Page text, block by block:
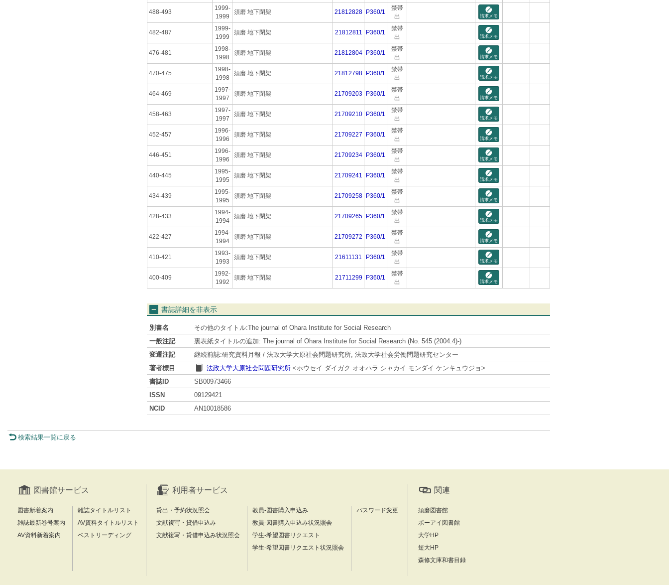
488-493
1999-
1999
須磨 地下閉架 21812828 P360/1
禁帯
出
請求メモ
482-487
1999-
1999
須磨 地下閉架 21812811 P360/1
禁帯
出
請求メモ
476-481
1998-
1998
須磨 地下閉架 21812804 P360/1
禁帯
出
請求メモ
470-475
1998-
1998
須磨 地下閉架 21812798 P360/1
禁帯
出
請求メモ
464-469
1997-
1997
須磨 地下閉架 21709203 P360/1
禁帯
出
請求メモ
458-463
1997-
1997
須磨 地下閉架 21709210 P360/1
禁帯
出
請求メモ
452-457
1996-
1996
須磨 地下閉架 21709227 P360/1
禁帯
出
請求メモ
446-451
1996-
1996
須磨 地下閉架 21709234 P360/1
禁帯
出
請求メモ
440-445
1995-
1995
須磨 地下閉架 21709241 P360/1
禁帯
出
請求メモ
434-439
1995-
1995
須磨 地下閉架 21709258 P360/1
禁帯
出
請求メモ
428-433
1994-
1994
須磨 地下閉架 21709265 P360/1
禁帯
出
請求メモ
422-427
1994-
1994
須磨 地下閉架 21709272 P360/1
禁帯
出
請求メモ
410-421
1993-
1993
須磨 地下閉架 21611131 P360/1
禁帯
出
請求メモ
400-409
1992-
1992
須磨 地下閉架 21711299 P360/1
禁帯
出
請求メモ
書誌詳細を非表示
別書名
その他のタイトル:The journal of Ohara Institute for Social Research
一般注記
裏表紙タイトルの追加: The journal of Ohara Institute for Social Research (No. 545 (2004.4)-)
変遷注記
継続前誌:研究資料月報 / 法政大学大原社会問題研究所, 法政大学社会労働問題研究センター
著者標目
法政大学大原社会問題研究所 <ホウセイ ダイガク オオハラ シャカイ モンダイ ケンキュウジョ>
書誌ID
SB00973466
ISSN
09129421
NCID
AN10018586
検索結果一覧に戻る
図書館サービス
図書新着案内
雑誌最新巻号案内
AV資料新着案内
雑誌タイトルリスト
AV資料タイトルリスト
ベストリーディング
利用者サービス
貸出・予約状況照会
文献複写・貸借申込み
文献複写・貸借申込み状況照会
教員-図書購入申込み
教員-図書購入申込み状況照会
学生-希望図書リクエスト
学生-希望図書リクエスト状況照会
パスワード変更
関連
須磨図書館
ポーアイ図書館
大学HP
短大HP
森修文庫和書目録